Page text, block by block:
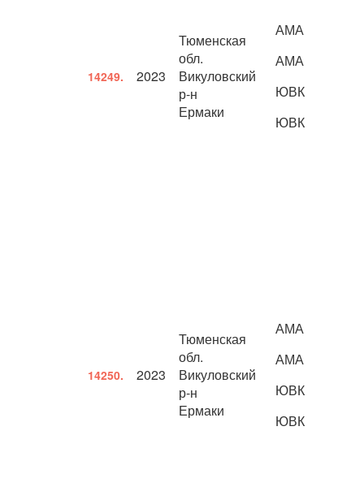
14249. 2023
Тюменская
обл.
Викуловский
р-н
Ермаки
АМА
АМА
ЮВК
ЮВК
14250. 2023
Тюменская
обл.
Викуловский
р-н
Ермаки
АМА
АМА
ЮВК
ЮВК